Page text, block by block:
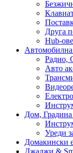
Друга
Hub-ове
Автомобилна
Радио,
Авто
Дом,
Уреди
Домакински